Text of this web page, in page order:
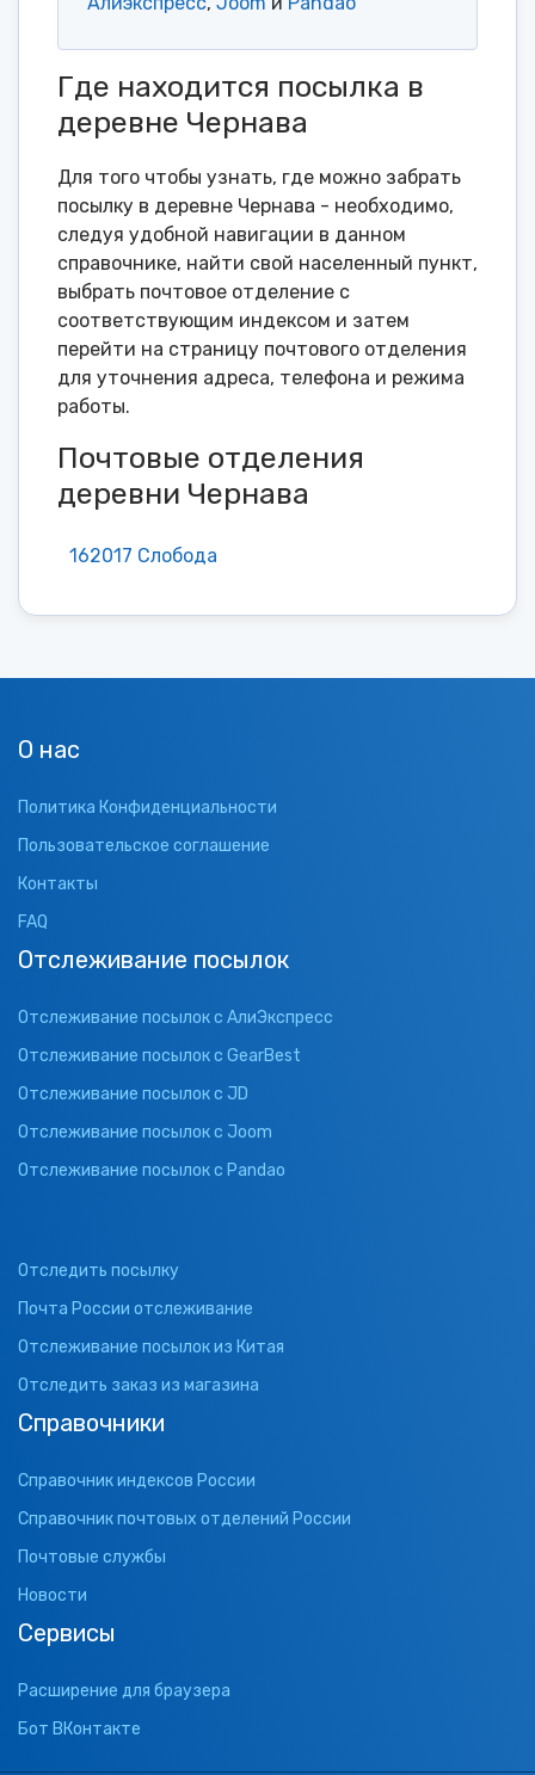
Где находится посылка в
деревне Чернава
Для того чтобы узнать, где можно забрать
посылку в деревне Чернава - необходимо,
следуя удобной навигации в данном
справочнике, найти свой населенный пункт,
выбрать почтовое отделение с
соответствующим индексом и затем
перейти на страницу почтового отделения
для уточнения адреса, телефона и режима
работы.
Почтовые отделения
деревни Чернава
162017 Слобода
О нас
Политика Конфиденциальности
Пользовательское соглашение
Контакты
FAQ
Отслеживание посылок
Отслеживание посылок с АлиЭкспресс
Отслеживание посылок с GearBest
Отслеживание посылок с JD
Отслеживание посылок с Joom
Отслеживание посылок с Pandao
Отследить посылку
Почта России отслеживание
Отслеживание посылок из Китая
Отследить заказ из магазина
Справочники
Справочник индексов России
Справочник почтовых отделений России
Почтовые службы
Новости
Сервисы
Расширение для браузера
Бот ВКонтакте